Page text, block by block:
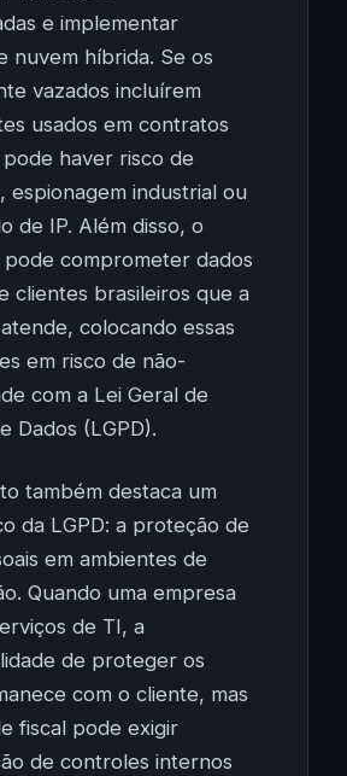
e implementar
nuvem híbrida. Se os
vazados incluírem
usados em contratos
haver risco de
espionagem industrial ou
de IP. Além disso, o
pode comprometer dados
clientes brasileiros que a
colocando essas
em risco de não-
com a Lei Geral de
Dados (LGPD).
também destaca um
da LGPD: a proteção de
em ambientes de
Quando uma empresa
de TI, a
de proteger os
com o cliente, mas
fiscal pode exigir
de controles internos